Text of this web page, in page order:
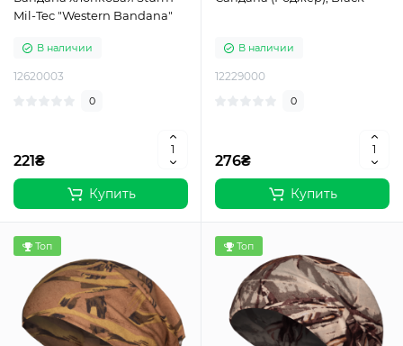
Mil-Tec "Western Bandana"
В наличии
12620003
0
221₴
Купить
В наличии
12229000
0
276₴
Купить
Топ Топ